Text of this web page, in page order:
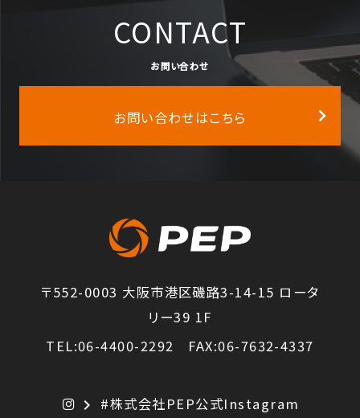
CONTACT
お問い合わせ
お問い合わせはこちら
〒552-0003 大阪市港区磯路3-14-15 ロータ
リー39 1F
TEL:06-4400-2292 FAX:06-7632-4337
chevron_right #株式会社PEP公式Instagram